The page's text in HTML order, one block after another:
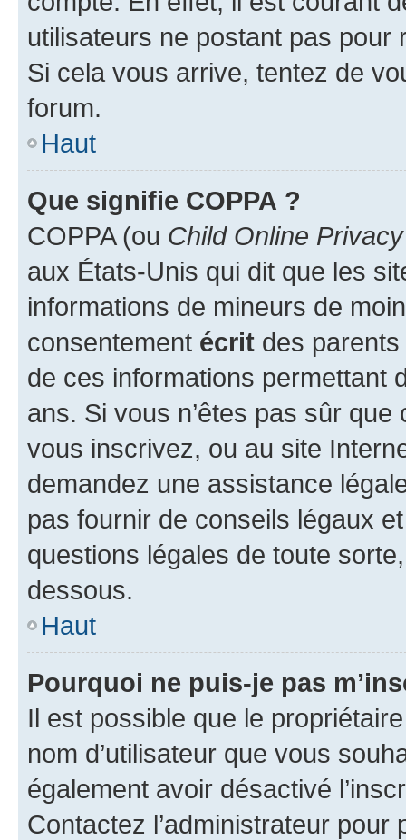
utilisateurs ne postant pas pour
Si cela vous arrive, tentez de
forum.
Haut
Que signifie COPPA ?
COPPA (ou Child Online
aux États-Unis qui dit que les
informations de mineurs de
consentement écrit des parents
de ces informations permettant
ans. Si vous n’êtes pas sûr
vous inscrivez, ou au site
demandez une assistance
pas fournir de conseils légaux
questions légales de toute
dessous.
Haut
Pourquoi ne puis-je pas
Il est possible que le
nom d’utilisateur que vous
également avoir désactivé
Contactez l’administrateur